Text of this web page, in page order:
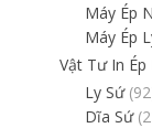
Máy Ép
Máy Ép
Vật Tư In
Ly Sứ
Dĩa Sứ